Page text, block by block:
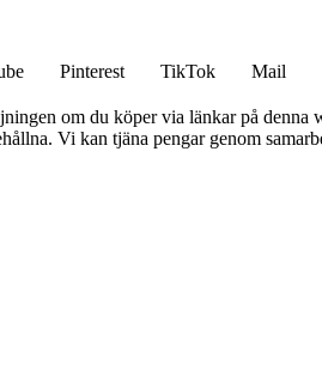
Pinterest TikTok Mail
om du köper via länkar på denna
Vi kan tjäna pengar genom